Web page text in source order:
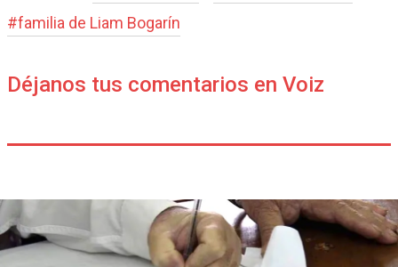
#familia de Liam Bogarín
Déjanos tus comentarios en Voiz